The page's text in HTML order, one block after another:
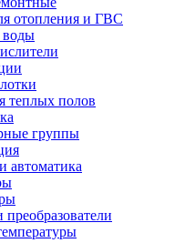
отопления и ГВС
воды
теплых полов
группы